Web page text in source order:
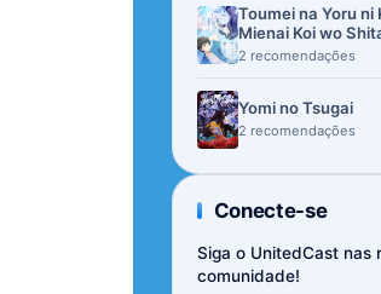
Toumei na Yoru ni
Mienai Koi wo
2 recomendações
Yomi no Tsugai
2 recomendações
Conecte-se
Siga o UnitedCast nas
comunidade!